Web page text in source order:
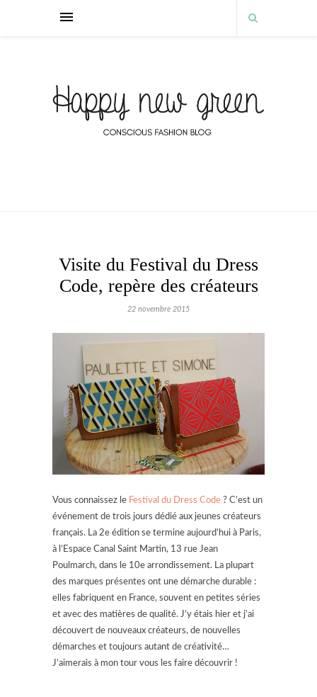
Visite du Festival du Dress
Code, repère des créateurs
22 novembre 2015
Vous connaissez le Festival du Dress Code ? C’est un
événement de trois jours dédié aux jeunes créateurs
français. La 2e édition se termine aujourd’hui à Paris,
à l’Espace Canal Saint Martin, 13 rue Jean
Poulmarch, dans le 10e arrondissement. La plupart
des marques présentes ont une démarche durable :
elles fabriquent en France, souvent en petites séries
et avec des matières de qualité. J’y étais hier et j’ai
découvert de nouveaux créateurs, de nouvelles
démarches et toujours autant de créativité…
J’aimerais à mon tour vous les faire découvrir !